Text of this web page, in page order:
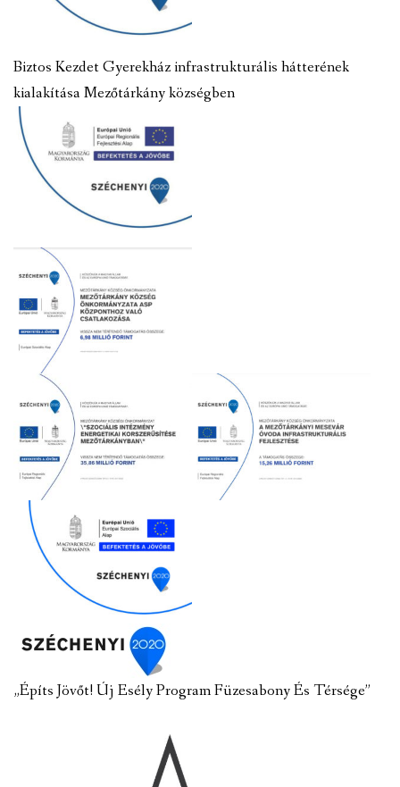
Biztos Kezdet Gyerekház infrastrukturális hátterének
kialakítása Mezőtárkány községben
„Építs Jövőt! Új Esély Program Füzesabony És Térsége”